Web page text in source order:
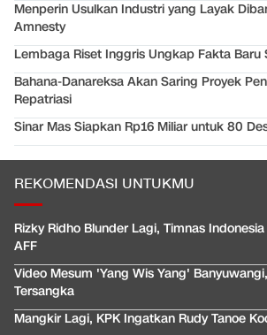
Menperin Usulkan Industri yang Layak
Amnesty
Lembaga Riset Inggris Ungkap Fakta Baru
Bahana-Danareksa Akan Saring Proyek
Repatriasi
Sinar Mas Siapkan Rp16 Miliar untuk 80
REKOMENDASI UNTUKMU
Rizky Ridho Blunder Lagi, Timnas
AFF
Video Mesum 'Yang Wis Yang'
Tersangka
Mangkir Lagi, KPK Ingatkan Rudy Tanoe